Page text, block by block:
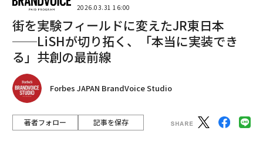
2026.03.31 16:00
街を実験フィールドに変えたJR東日本
──LiSHが切り拓く、「本当に実装でき
る」共創の最前線
Forbes JAPAN BrandVoice Studio
著者フォロー 記事を保存